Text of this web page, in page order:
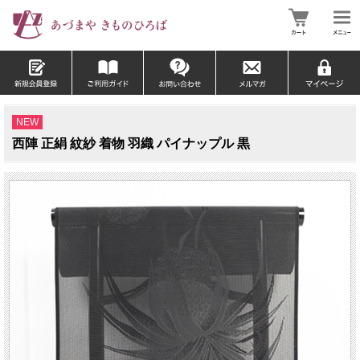
NEW
西陣 正絹 紋紗 着物 羽織 パイナップル 黒